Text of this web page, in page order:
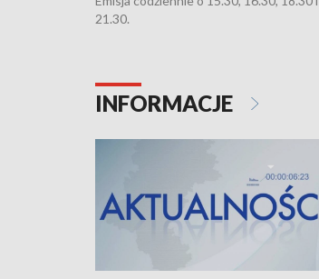
21.30.
INFORMACJE